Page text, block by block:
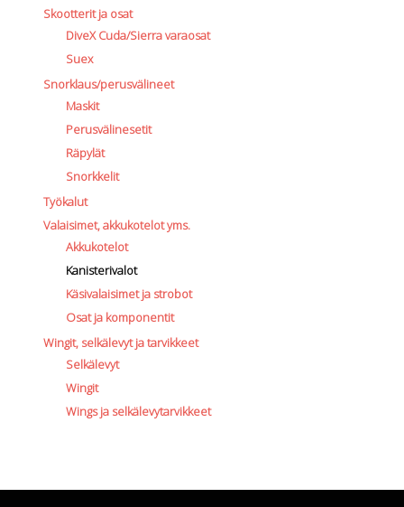
Skootterit ja osat
DiveX Cuda/Sierra varaosat
Suex
Snorklaus/perusvälineet
Maskit
Perusvälinesetit
Räpylät
Snorkkelit
Työkalut
Valaisimet, akkukotelot yms.
Akkukotelot
Kanisterivalot
Käsivalaisimet ja strobot
Osat ja komponentit
Wingit, selkälevyt ja tarvikkeet
Selkälevyt
Wingit
Wings ja selkälevytarvikkeet